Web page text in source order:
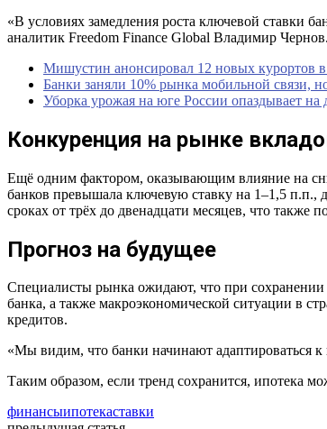
«В условиях замедления роста ключевой ставки
аналитик Freedom Finance Global Владимир Чернов.
Мишустин анонсировал 12 новых курортов
Банки заняли 10% рынка мобильной связи,
Уборка урожая на юге России опаздывает
Конкуренция на рынке
Ещё одним фактором, оказывающим влияние на
банков превышала ключевую ставку на 1–1,5 п.п.,
сроках от трёх до двенадцати месяцев, что
Прогноз на будущее
Специалисты рынка ожидают, что при сохранении
банка, а также макроэкономической ситуации в
кредитов.
«Мы видим, что банки начинают адаптироваться
Таким образом, если тренд сохранится, ипотека
финансыипотекаставки